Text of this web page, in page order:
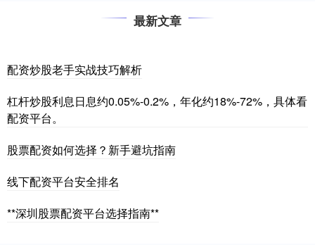
最新文章
配资炒股老手实战技巧解析
杠杆炒股利息日息约0.05%-0.2%，年化约18%-72%，具体看
配资平台。
股票配资如何选择？新手避坑指南
线下配资平台安全排名
**深圳股票配资平台选择指南**